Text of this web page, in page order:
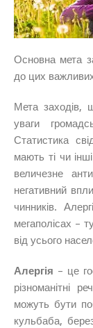
Основна мета
до цих
Мета заходів,
уваги
Статистика
мають ті чи
величезне
негативний
чинників.
мегаполісах –
від усього
Алергія – це
різноманітні
можуть бути
кульбаба,